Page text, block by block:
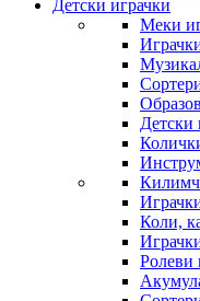
Детски играчки
Меки
Детски
Коли,
Ролеви